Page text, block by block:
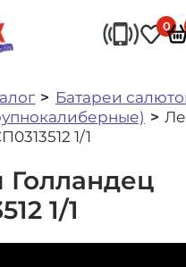
0
Батареи
1/1
Голландец
1/1